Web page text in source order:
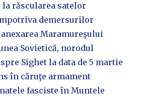
răscularea satelor
demersurilor
Maramureşului
Sovietică, norodul
Sighet la data de 5 martie
în căruţe armament
fasciste în Muntele